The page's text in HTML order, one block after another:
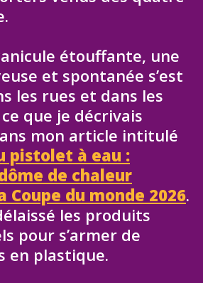
étouffante, une
et spontanée s’est
les rues et dans les
ce que je décrivais
mon article intitulé
pistolet à eau :
de chaleur
du monde 2026.
les produits
pour s’armer de
en plastique.